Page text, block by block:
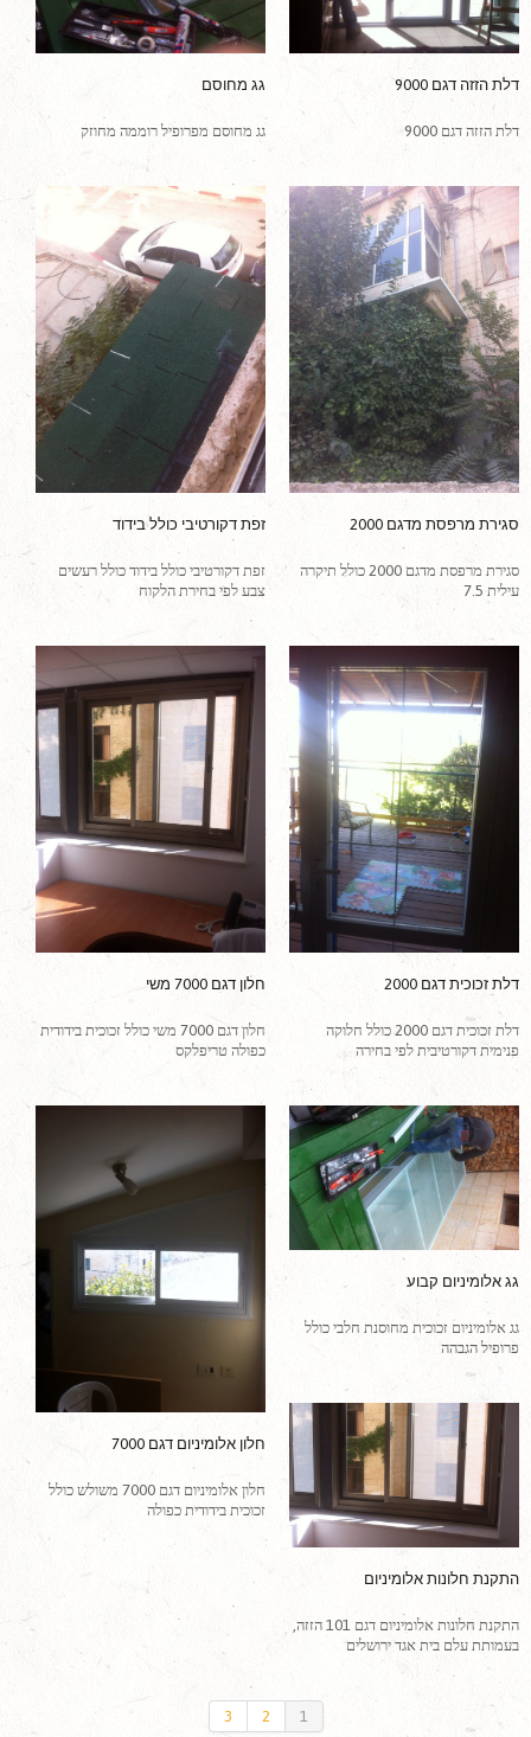
גג מחוסם
גג מחוסם מפרופיל רוממה מחוזק
דלת הזזה דגם 9000
דלת הזזה דגם 9000
זפת דקורטיבי כולל בידוד
זפת דקורטיבי כולל בידוד כולל רעשים
צבע לפי בחירת הלקוח
סגירת מרפסת מדגם 2000
סגירת מרפסת מדגם 2000 כולל תיקרה
עילית 7.5
חלון דגם 7000 משי
חלון דגם 7000 משי כולל זכוכית בידודית
כפולה טריפלקס
דלת זכוכית דגם 2000
דלת זכוכית דגם 2000 כולל חלוקה
פנימית דקורטיבית לפי בחירה
חלון אלומיניום דגם 7000
חלון אלומיניום דגם 7000 משולש כולל
זכוכית בידודית כפולה
גג אלומיניום קבוע
גג אלומיניום זכוכית מחוסנת חלבי כולל
פרופיל הגבהה
התקנת חלונות אלומיניום
התקנת חלונות אלומיניום דגם 101 הזזה,
בעמותת עלם בית אגד ירושלים
1
2
3